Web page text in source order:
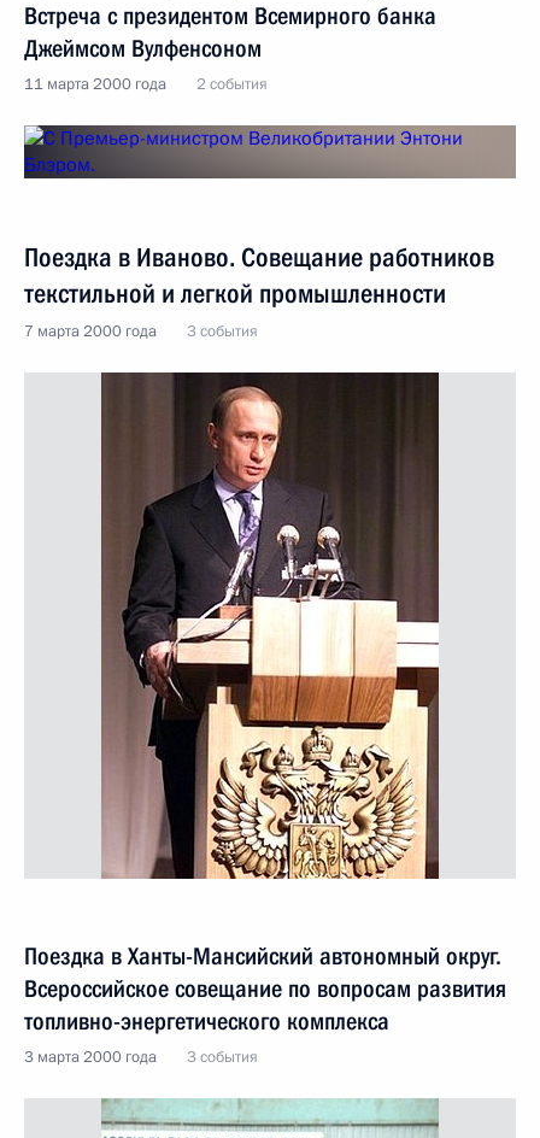
Встреча с президентом Всемирного банка
Джеймсом Вулфенсоном
11 марта 2000 года 2 события
Поездка в Иваново. Совещание работников
текстильной и легкой промышленности
7 марта 2000 года 3 события
Поездка в Ханты-Мансийский автономный округ.
Всероссийское совещание по вопросам развития
топливно-энергетического комплекса
3 марта 2000 года 3 события